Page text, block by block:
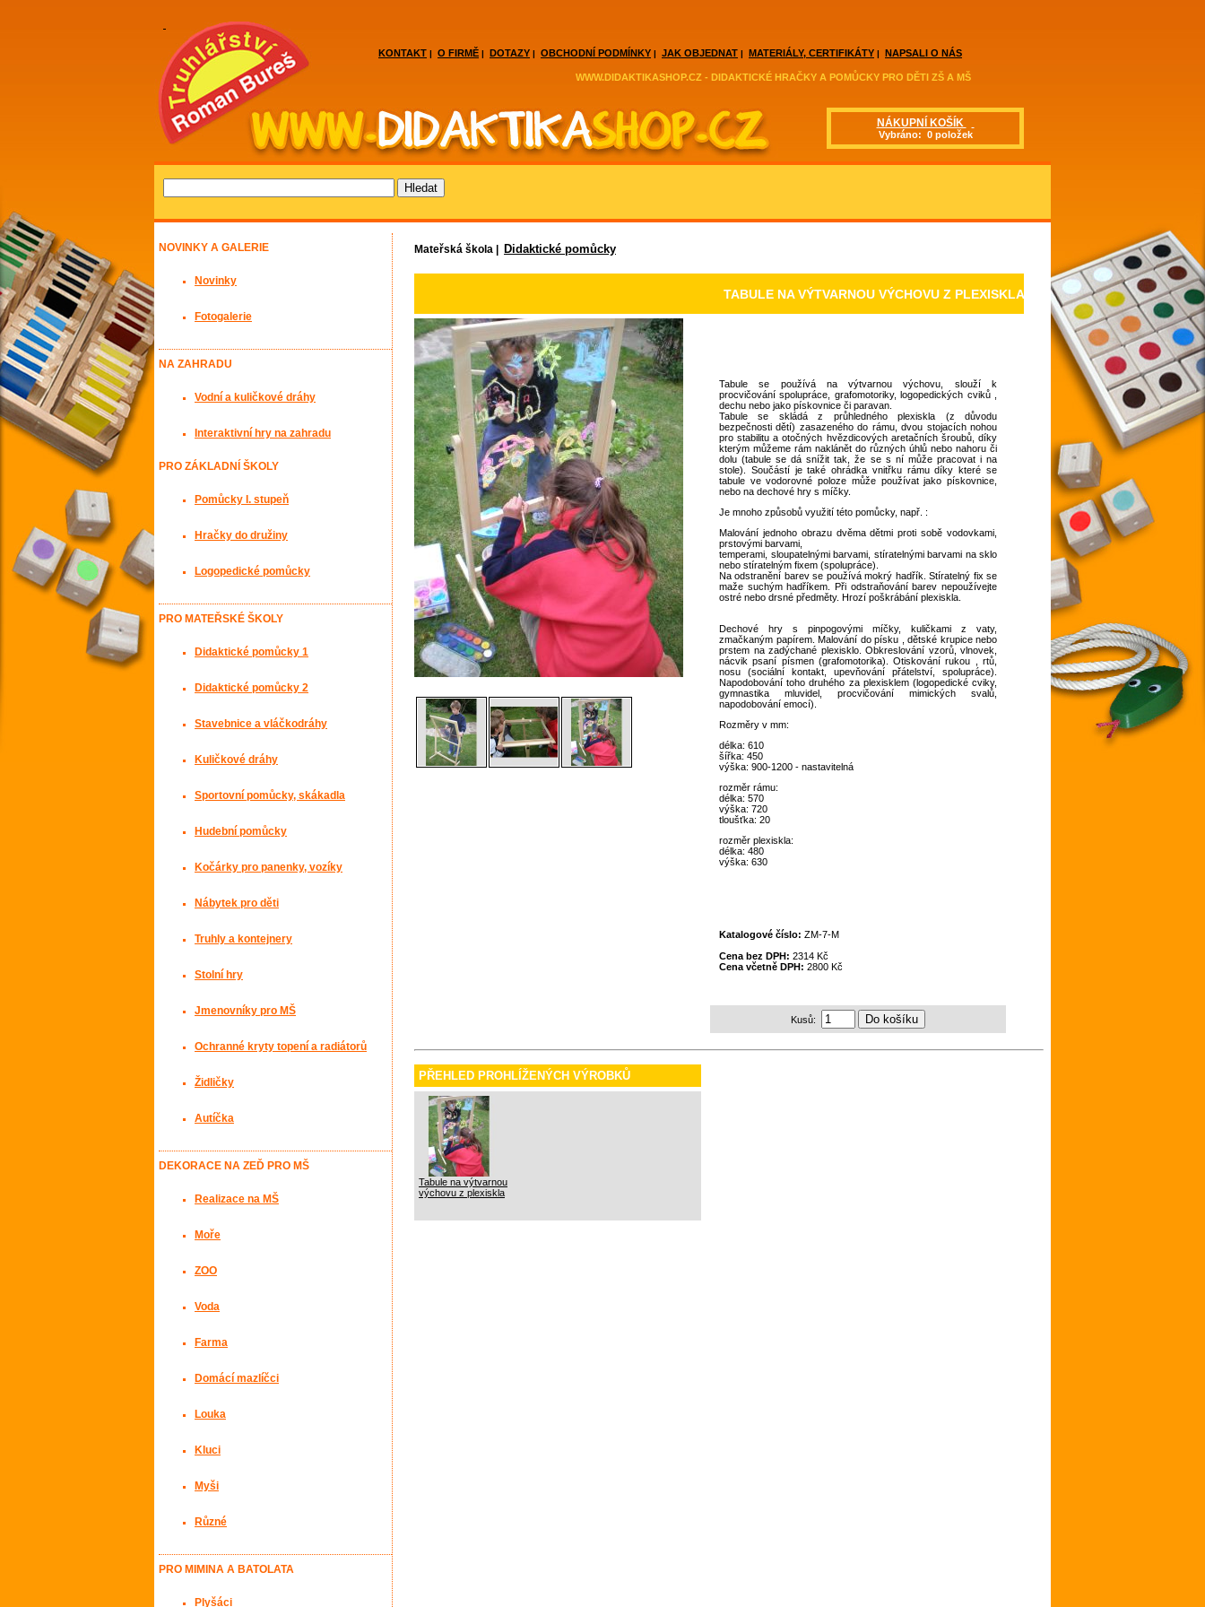
WWW.DIDAKTIKASHOP.CZ - DIDAKTICKÉ HRAČKY A POMŮCKY PRO DĚTI ZŠ A MŠ
KONTAKT | O FIRMĚ | DOTAZY | OBCHODNÍ PODMÍNKY | JAK OBJEDNAT | MATERIÁLY, CERTIFIKÁTY | NAPSALI O NÁS
NÁKUPNÍ KOŠÍK
Vybráno: 0 položek
Mateřská škola | Didaktické pomůcky
TABULE NA VÝTVARNOU VÝCHOVU Z PLEXISKLA
Tabule se používá na výtvarnou výchovu, slouží k
procvičování spolupráce, grafomotoriky, logopedických cviků ,
dechu nebo jako pískovnice či paravan.
Tabule se skládá z průhledného plexiskla (z důvodu
bezpečnosti dětí) zasazeného do rámu, dvou stojacích nohou
pro stabilitu a otočných hvězdicových aretačních šroubů, díky
kterým můžeme rám naklánět do různých úhlů nebo nahoru či
dolu (tabule se dá snížit tak, že se s ní může pracovat i na
stole). Součástí je také ohrádka vnitřku rámu díky které se
tabule ve vodorovné poloze může používat jako pískovnice,
nebo na dechové hry s míčky.
Je mnoho způsobů využití této pomůcky, např. :
Malování jednoho obrazu dvěma dětmi proti sobě vodovkami,
prstovými barvami,
temperami, sloupatelnými barvami, stíratelnými barvami na sklo
nebo stíratelným fixem (spolupráce).
Na odstranění barev se používá mokrý hadřík. Stíratelný fix se
maže suchým hadříkem. Při odstraňování barev nepoužívejte
ostré nebo drsné předměty. Hrozí poškrábání plexiskla.
Dechové hry s pinpogovými míčky, kuličkami z vaty,
zmačkaným papírem. Malování do písku , dětské krupice nebo
prstem na zadýchané plexisklo. Obkreslování vzorů, vlnovek,
nácvik psaní písmen (grafomotorika). Otiskování rukou , rtů,
nosu (sociální kontakt, upevňování přátelství, spolupráce).
Napodobování toho druhého za plexisklem (logopedické cviky,
gymnastika mluvidel, procvičování mimických svalů,
napodobování emocí).
Rozměry v mm:
délka: 610
šířka: 450
výška: 900-1200 - nastavitelná
rozměr rámu:
délka: 570
výška: 720
tloušťka: 20
rozměr plexiskla:
délka: 480
výška: 630
Katalogové číslo: ZM-7-M
Cena bez DPH: 2314 Kč
Cena včetně DPH: 2800 Kč
Kusů:
PŘEHLED PROHLÍŽENÝCH VÝROBKŮ
Tabule na výtvarnou
výchovu z plexiskla
NOVINKY A GALERIE
Novinky
Fotogalerie
NA ZAHRADU
Vodní a kuličkové dráhy
Interaktivní hry na zahradu
PRO ZÁKLADNÍ ŠKOLY
Pomůcky I. stupeň
Hračky do družiny
Logopedické pomůcky
PRO MATEŘSKÉ ŠKOLY
Didaktické pomůcky 1
Didaktické pomůcky 2
Stavebnice a vláčkodráhy
Kuličkové dráhy
Sportovní pomůcky, skákadla
Hudební pomůcky
Kočárky pro panenky, vozíky
Nábytek pro děti
Truhly a kontejnery
Stolní hry
Jmenovníky pro MŠ
Ochranné kryty topení a radiátorů
Židličky
Autíčka
DEKORACE NA ZEĎ PRO MŠ
Realizace na MŠ
Moře
ZOO
Voda
Farma
Domácí mazlíčci
Louka
Kluci
Myši
Různé
PRO MIMINA A BATOLATA
Plyšáci